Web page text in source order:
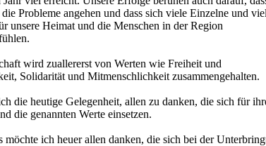
Probleme angehen und dass sich viele Einzelne und
unsere Heimat und die Menschen in der Region
wird zuallererst von Werten wie Freiheit und
Solidarität und Mitmenschlichkeit zusammengehalten.
die heutige Gelegenheit, allen zu danken, die sich für
die genannten Werte einsetzen.
möchte ich heuer allen danken, die sich bei der